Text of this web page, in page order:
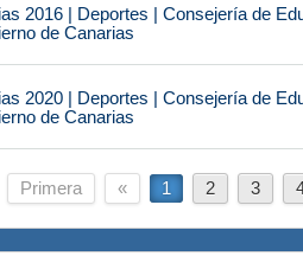
2016 | Deportes | Consejería de
de Canarias
2020 | Deportes | Consejería de
de Canarias
Primera « 1 2 3